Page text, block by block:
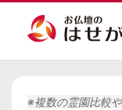
※複数の霊園比較